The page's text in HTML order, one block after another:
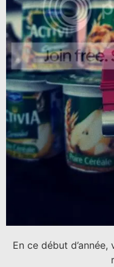
En ce début